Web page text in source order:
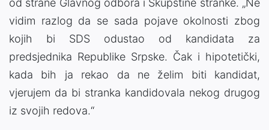
od strane Glavnog odbora i Skupštine stranke. „Ne
vidim razlog da se sada pojave okolnosti zbog
kojih bi SDS odustao od kandidata za
predsjednika Republike Srpske. Čak i hipotetički,
kada bih ja rekao da ne želim biti kandidat,
vjerujem da bi stranka kandidovala nekog drugog
iz svojih redova.“